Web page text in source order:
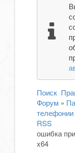
Поиск
Форум »
RSS
ошибка
x64